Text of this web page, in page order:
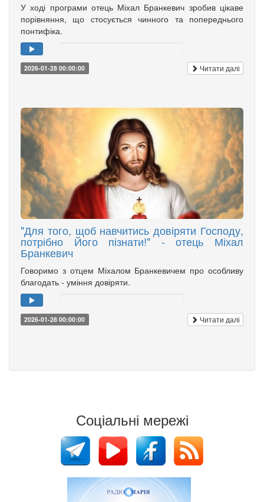
У ході програми отець Міхал Бранкевич зробив цікаве
порівняння, що стосується чинного та попереднього
понтифіка.
2026-01-28 00:00:00 Читати далі
"Для того, щоб навчитись довіряти Господу,
потрібно Його пізнати!" - отець Міхал
Бранкевич
Говоримо з отцем Міхалом Бранкевичем про особливу
благодать - уміння довіряти.
2026-01-28 00:00:00 Читати далі
Соціальні мережі